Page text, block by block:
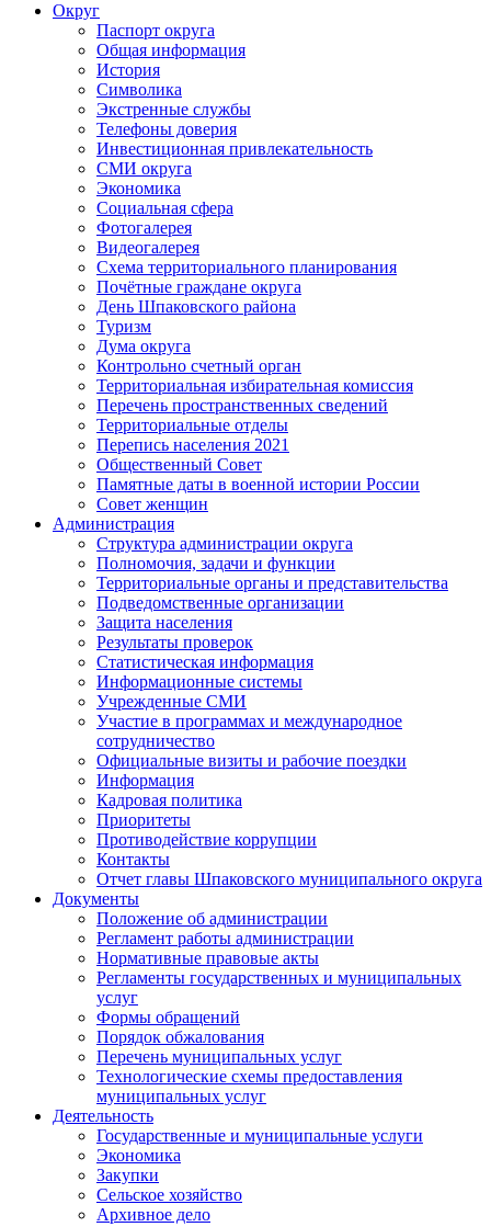
Округ
Паспорт округа
Общая информация
История
Символика
Экстренные службы
Телефоны доверия
Инвестиционная привлекательность
СМИ округа
Экономика
Социальная сфера
Фотогалерея
Видеогалерея
Схема территориального планирования
Почётные граждане округа
День Шпаковского района
Туризм
Дума округа
Контрольно счетный орган
Территориальная избирательная комиссия
Перечень пространственных сведений
Территориальные отделы
Перепись населения 2021
Общественный Совет
Памятные даты в военной истории России
Совет женщин
Администрация
Структура администрации округа
Полномочия, задачи и функции
Территориальные органы и представительства
Подведомственные организации
Защита населения
Результаты проверок
Статистическая информация
Информационные системы
Учрежденные СМИ
Участие в программах и международное
сотрудничество
Официальные визиты и рабочие поездки
Информация
Кадровая политика
Приоритеты
Противодействие коррупции
Контакты
Отчет главы Шпаковского муниципального округа
Документы
Положение об администрации
Регламент работы администрации
Нормативные правовые акты
Регламенты государственных и муниципальных
услуг
Формы обращений
Порядок обжалования
Перечень муниципальных услуг
Технологические схемы предоставления
муниципальных услуг
Деятельность
Государственные и муниципальные услуги
Экономика
Закупки
Сельское хозяйство
Архивное дело